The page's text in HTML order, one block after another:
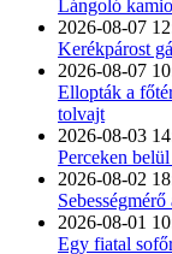
Lángoló
2026-08-07
Kerékpárost
2026-08-07
Ellopták a
tolvajt
2026-08-03
Perceken
2026-08-02
2026-08-01
Egy fiatal